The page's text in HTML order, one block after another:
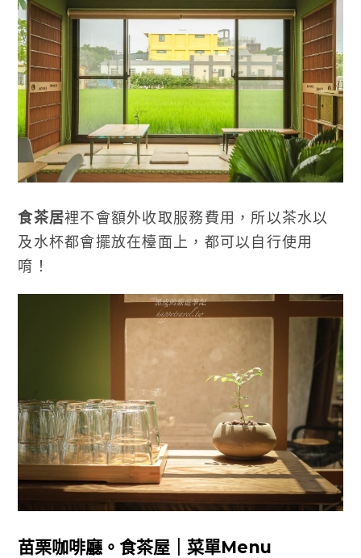
食茶居裡不會額外收取服務費用，所以茶水以
及水杯都會擺放在檯面上，都可以自行使用
唷！
苗栗咖啡廳。食茶屋｜菜單Menu